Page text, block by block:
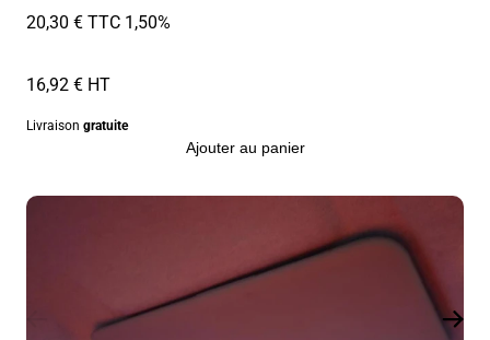
20,30 € TTC 1,50%
16,92 € HT
Livraison gratuite
Ajouter au panier